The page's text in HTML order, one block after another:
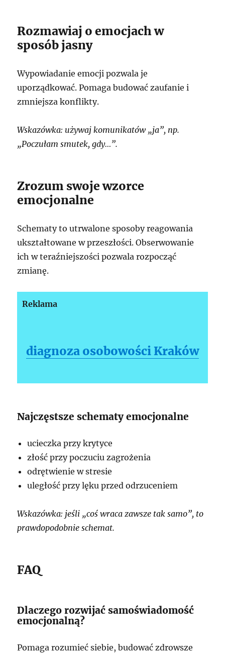
Rozmawiaj o emocjach w
sposób jasny
Wypowiadanie emocji pozwala je
uporządkować. Pomaga budować zaufanie i
zmniejsza konflikty.
Wskazówka: używaj komunikatów „ja”, np.
„Poczułam smutek, gdy…”.
Zrozum swoje wzorce
emocjonalne
Schematy to utrwalone sposoby reagowania
ukształtowane w przeszłości. Obserwowanie
ich w teraźniejszości pozwala rozpocząć
zmianę.
Reklama
diagnoza osobowości Kraków
Najczęstsze schematy emocjonalne
ucieczka przy krytyce
złość przy poczuciu zagrożenia
odrętwienie w stresie
uległość przy lęku przed odrzuceniem
Wskazówka: jeśli „coś wraca zawsze tak samo”, to
prawdopodobnie schemat.
FAQ
Dlaczego rozwijać samoświadomość
emocjonalną?
Pomaga rozumieć siebie, budować zdrowsze